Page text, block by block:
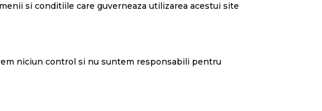
si conditiile care guverneaza utilizarea acestui site
niciun control si nu suntem responsabili pentru